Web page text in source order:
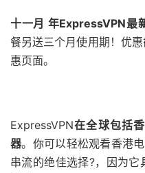
十一月 年ExpressVPN最
餐另送三个月使用期！优
惠页面。
ExpressVPN在全球包括
器。你可以轻松观看香港
串流的绝佳选择?，因为它